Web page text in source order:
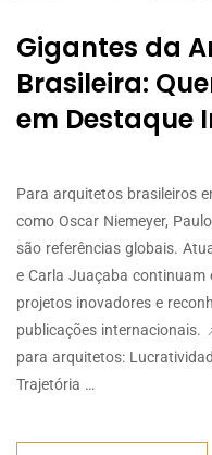
Gigantes da
Brasileira:
em Destaque
Para arquitetos brasileiros
como Oscar Niemeyer,
são referências globais.
e Carla Juaçaba continuam
projetos inovadores e
publicações internacionais.
para arquitetos:
Trajetória …